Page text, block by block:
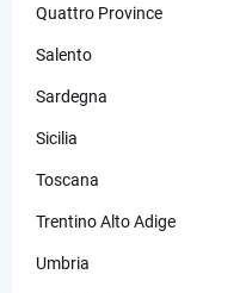
Quattro Province
Salento
Sardegna
Sicilia
Toscana
Trentino Alto Adige
Umbria